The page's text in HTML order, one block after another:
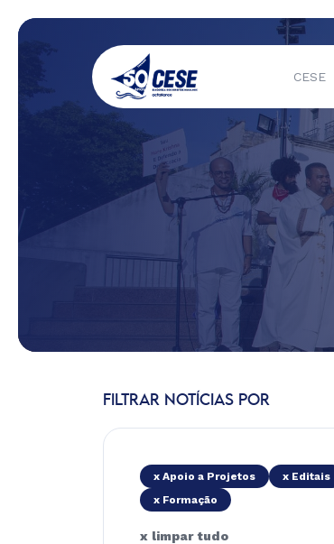
CESE
FILTRAR NOTÍCIAS POR
x Apoio a Projetos
x Editais
x Formação
x limpar tudo